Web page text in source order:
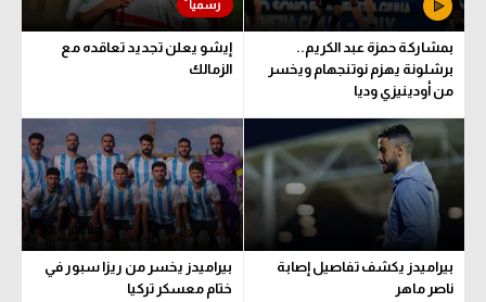
بمشاركة حمزة عبد الكريم..
برشلونة يهزم نوتنجهام ويخسر
من أودينيزي وديا
إيشو يعلن تجديد تعاقده مع
الزمالك
بيراميدز يكشف تفاصيل إصابة
ناصر ماهر
بيراميدز يخسر من ريزا سبور في
ختام معسكر تركيا